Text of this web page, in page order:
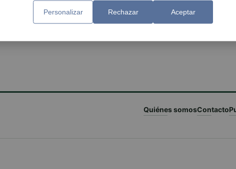
Quiénes somosContacto
Personalizar Rechazar Aceptar